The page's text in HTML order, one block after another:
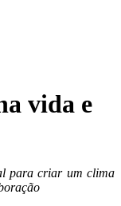
vida e
para criar um clima